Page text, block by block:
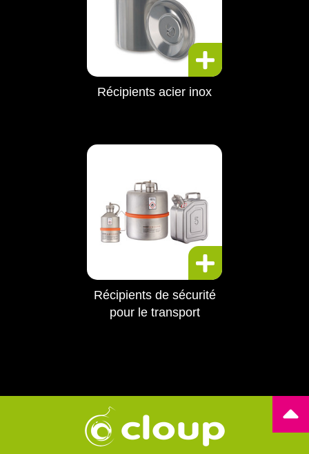
Récipients acier inox
Récipients de sécurité
pour le transport